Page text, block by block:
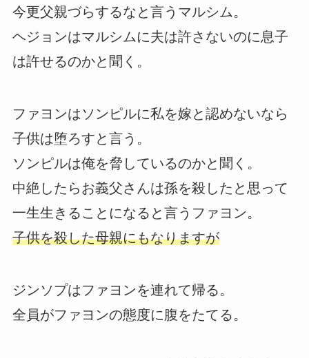
今更父親づらするなと言うマルシム。
ヘジョンはマルシムに夫は許さないのに息子
は許せるのかと聞く。
ファヨンはソンピルに私を嫁と認めないなら
子供は堕ろすと言う。
ソンピルは俺を脅しているのかと聞く。
中絶したらお義父さんは孫を殺したと思って
一生生きることになると言うファヨン。
子供を殺した母親にもなりますが
ジンソプはファヨンを連れて帰る。
全員がファヨンの態度に腹をたてる。